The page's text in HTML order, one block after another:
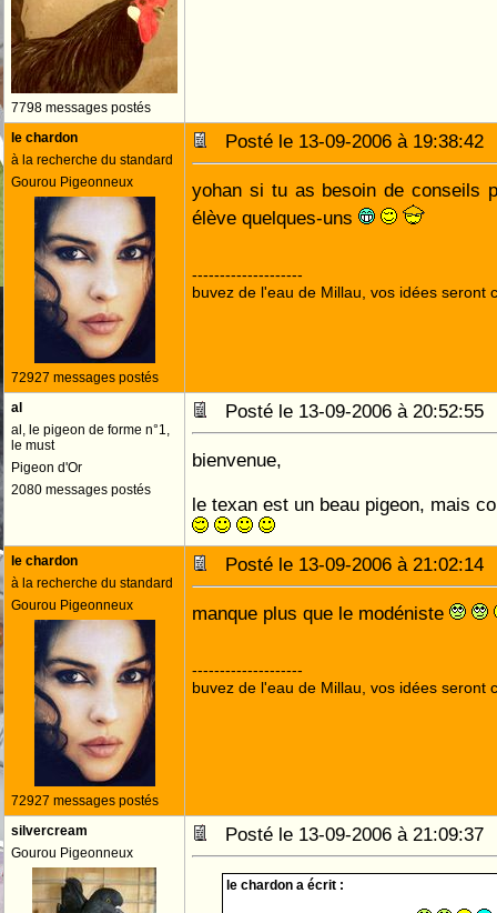
7798 messages postés
le chardon
à la recherche du standard
Gourou Pigeonneux
72927 messages postés
Posté le 13-09-2006 à
yohan si tu as besoin de conseils
élève quelques-uns
--------------------
buvez de l'eau de Millau, vos idées seront
al
al, le pigeon de forme n°1,
le must
Pigeon d'Or
2080 messages postés
Posté le 13-09-2006 à
bienvenue,
le texan est un beau pigeon, mais
le chardon
à la recherche du standard
Gourou Pigeonneux
72927 messages postés
Posté le 13-09-2006 à
manque plus que le modéniste
--------------------
buvez de l'eau de Millau, vos idées seront
silvercream
Gourou Pigeonneux
Posté le 13-09-2006 à
le chardon a écrit :